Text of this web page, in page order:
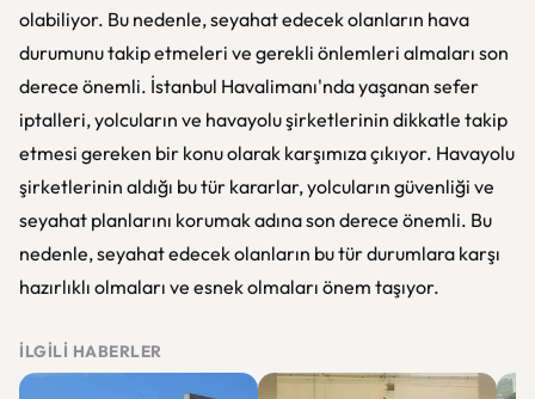
olabiliyor. Bu nedenle, seyahat edecek olanların hava
durumunu takip etmeleri ve gerekli önlemleri almaları son
derece önemli. İstanbul Havalimanı'nda yaşanan sefer
iptalleri, yolcuların ve havayolu şirketlerinin dikkatle takip
etmesi gereken bir konu olarak karşımıza çıkıyor. Havayolu
şirketlerinin aldığı bu tür kararlar, yolcuların güvenliği ve
seyahat planlarını korumak adına son derece önemli. Bu
nedenle, seyahat edecek olanların bu tür durumlara karşı
hazırlıklı olmaları ve esnek olmaları önem taşıyor.
İLGILI HABERLER